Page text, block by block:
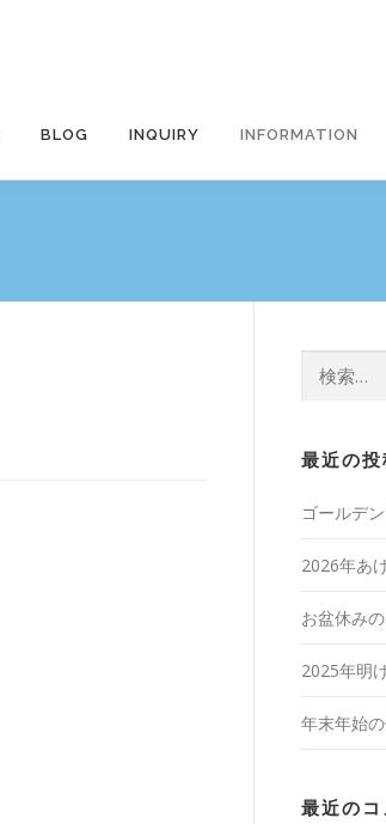
BLOG INQUIRY INFORMATION
最近の投
ゴールデ
2026年あ
お盆休み
2025年明
年末年始
最近のコ